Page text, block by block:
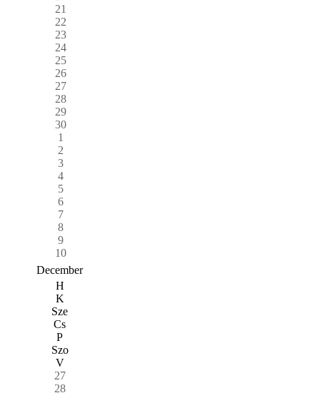
21
22
23
24
25
26
27
28
29
30
1
2
3
4
5
6
7
8
9
10
December
H
K
Sze
Cs
P
Szo
V
27
28